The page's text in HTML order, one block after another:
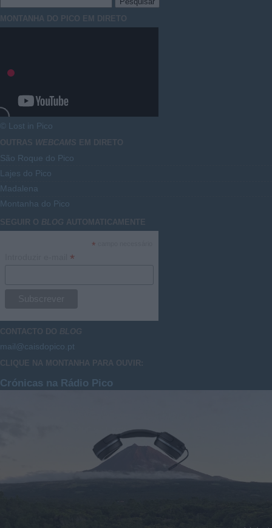
MONTANHA DO PICO EM DIRETO
© Lost in Pico
OUTRAS WEBCAMS EM DIRETO
São Roque do Pico
Lajes do Pico
Madalena
Montanha do Pico
SEGUIR O BLOG AUTOMATICAMENTE
*
*
CONTACTO DO BLOG
mail@caisdopico.pt
CLIQUE NA MONTANHA PARA OUVIR:
Crónicas na Rádio Pico